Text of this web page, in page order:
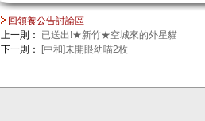
回領養公告討論區
上一則：
已送出!★新竹★空城來的外星貓
下一則：
[中和]未開眼幼喵2枚